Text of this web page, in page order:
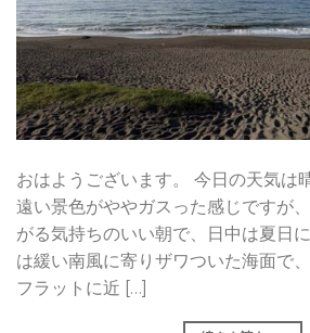
おはようございます。 今日の天気は
遠い景色がややガスった感じですが
がる気持ちのいい朝で、日中は夏日
は緩い南風に寄りザワついた海面で
フラットに近 […]